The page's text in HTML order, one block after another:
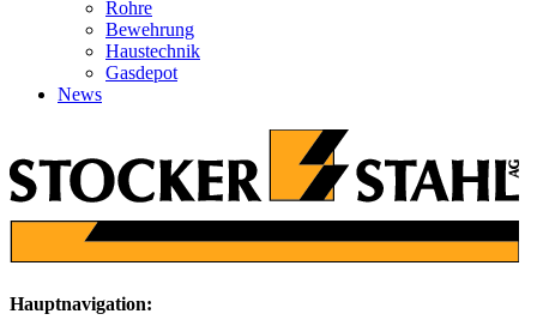
Rohre
Bewehrung
Haustechnik
Gasdepot
News
Hauptnavigation: